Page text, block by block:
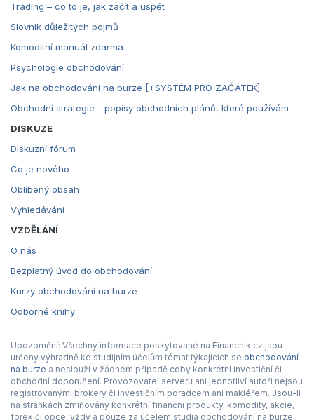
Trading – co to je, jak začít a uspět
Slovník důležitých pojmů
Komoditní manuál zdarma
Psychologie obchodování
Jak na obchodování na burze [+SYSTÉM PRO ZAČÁTEK]
Obchodní strategie - popisy obchodních plánů, které používám
DISKUZE
Diskuzní fórum
Co je nového
Oblíbený obsah
Vyhledávání
VZDĚLÁNÍ
O nás
Bezplatný úvod do obchodování
Kurzy obchodování na burze
Odborné knihy
Upozornění: Všechny informace poskytované na Financnik.cz jsou
určeny výhradně ke studijním účelům témat týkajících se obchodování
na burze a neslouží v žádném případě coby konkrétní investiční či
obchodní doporučení. Provozovatel serveru ani jednotliví autoři nejsou
registrovanými brokery či investičním poradcem ani makléřem. Jsou-li
na stránkách zmiňovány konkrétní finanční produkty, komodity, akcie,
forex či opce, vždy a pouze za účelem studia obchodování na burze.